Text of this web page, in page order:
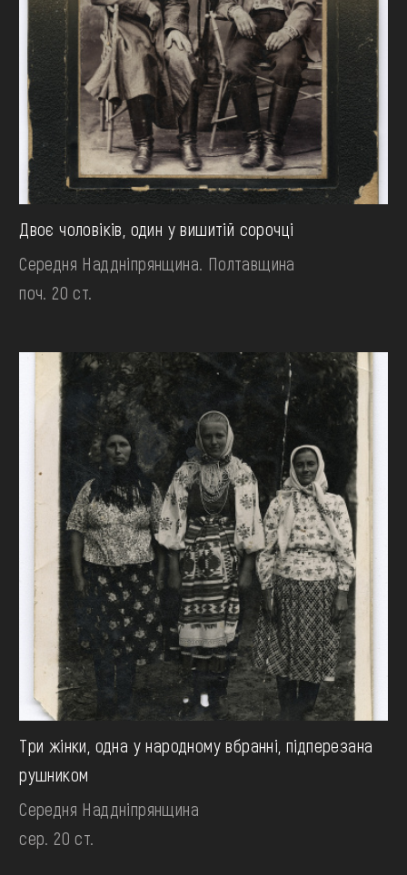
Двоє чоловіків, один у вишитій сорочці
Середня Наддніпрянщина. Полтавщина
поч. 20 ст.
Три жінки, одна у народному вбранні, підперезана
рушником
Середня Наддніпрянщина
сер. 20 ст.